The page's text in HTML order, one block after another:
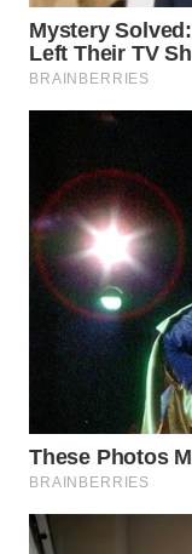
WAHANA
TRAVEL
WAHANA
WAHANANEWS
ID
WAHANANEWS
CO ID
WAHANANEWS
NET
WAHANA